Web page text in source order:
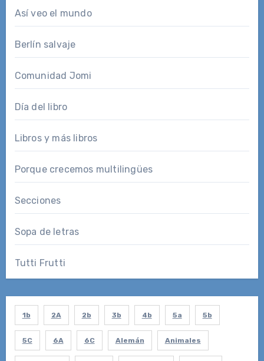
Así veo el mundo
Berlín salvaje
Comunidad Jomi
Día del libro
Libros y más libros
Porque crecemos multilingües
Secciones
Sopa de letras
Tutti Frutti
1b 2A 2b 3b 4b 5a 5b
5C 6A 6C Alemán Animales